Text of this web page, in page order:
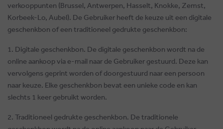
verkooppunten (Brussel, Antwerpen, Hasselt, Knokke, Zemst,
Korbeek-Lo, Aubel). De Gebruiker heeft de keuze uit een digitale
geschenkbon of een traditioneel gedrukte geschenkbon:
1. Digitale geschenkbon. De digitale geschenkbon wordt na de
online aankoop via e-mail naar de Gebruiker gestuurd. Deze kan
vervolgens geprint worden of doorgestuurd naar een persoon
naar keuze. Elke geschenkbon bevat een unieke code en kan
slechts 1 keer gebruikt worden.
2. Traditioneel gedrukte geschenkbon. De traditionele